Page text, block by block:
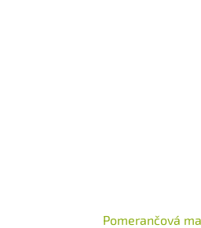
Pomerančová